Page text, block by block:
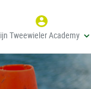
Tweewieler Academy